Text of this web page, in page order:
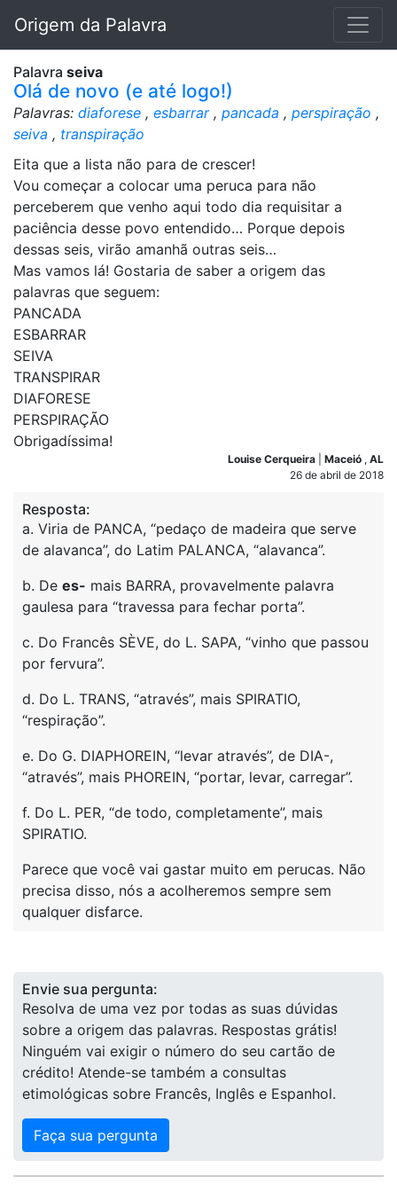
Origem da Palavra
Palavra seiva
Olá de novo (e até logo!)
Palavras: diaforese , esbarrar, pancada , perspiração ,
seiva , transpiração
Eita que a lista não para de crescer!
Vou começar a colocar uma peruca para não
perceberem que venho aqui todo dia requisitar a
paciência desse povo entendido… Porque depois
dessas seis, virão amanhã outras seis…
Mas vamos lá! Gostaria de saber a origem das
palavras que seguem:
PANCADA
ESBARRAR
SEIVA
TRANSPIRAR
DIAFORESE
PERSPIRAÇÃO
Obrigadíssima!
Louise Cerqueira Maceió , AL
26 de abril de 2018
Resposta:
a. Viria de PANCA, “pedaço de madeira que serve
de alavanca”, do Latim PALANCA, “alavanca”.
b. De es- mais BARRA, provavelmente palavra
gaulesa para “travessa para fechar porta”.
c. Do Francês SÈVE, do L. SAPA, “vinho que passou
por fervura”.
d. Do L. TRANS, “através”, mais SPIRATIO,
“respiração”.
e. Do G. DIAPHOREIN, “levar através”, de DIA-,
“através”, mais PHOREIN, “portar, levar, carregar”.
f. Do L. PER, “de todo, completamente”, mais
SPIRATIO.
Parece que você vai gastar muito em perucas. Não
precisa disso, nós a acolheremos sempre sem
qualquer disfarce.
Envie sua pergunta:
Resolva de uma vez por todas as suas dúvidas
sobre a origem das palavras. Respostas grátis!
Ninguém vai exigir o número do seu cartão de
crédito! Atende-se também a consultas
etimológicas sobre Francês, Inglês e Espanhol.
Faça sua pergunta